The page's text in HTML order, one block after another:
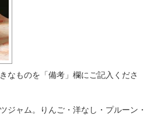
なものを「備考」欄にご記入くださ
ジャム。りんご・洋なし・プルーン・